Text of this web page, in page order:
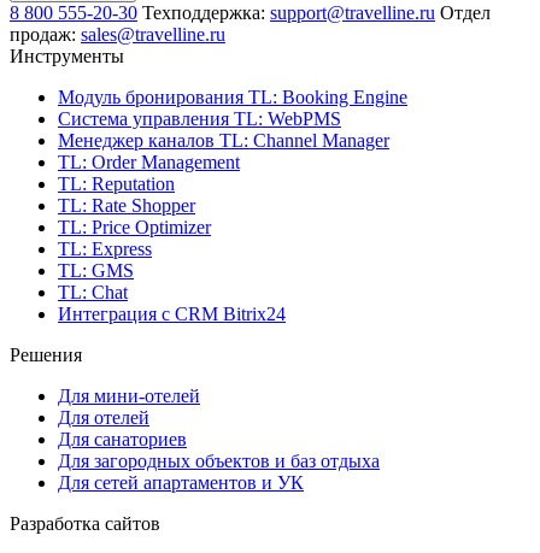
8 800 555-20-30 Техподдержка: support@travelline.ru Отдел
продаж: sales@travelline.ru
Инструменты
Модуль бронирования TL: Booking Engine
Система управления TL: WebPMS
Менеджер каналов TL: Channel Manager
TL: Order Management
TL: Reputation
TL: Rate Shopper
TL: Price Optimizer
TL: Express
TL: GMS
TL: Chat
Интеграция с CRM Bitrix24
Решения
Для мини-отелей
Для отелей
Для санаториев
Для загородных объектов и баз отдыха
Для сетей апартаментов и УК
Разработка сайтов